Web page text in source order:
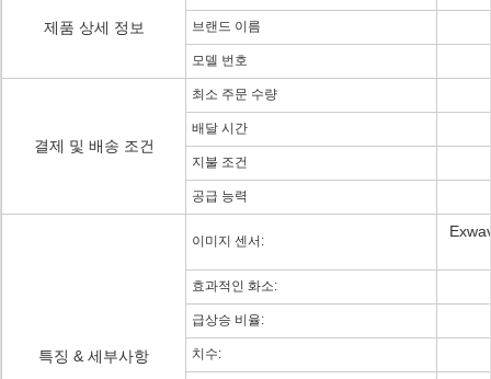
제품 상세 정보 브랜드 이름
모델 번호
결제 및 배송 조건
최소 주문 수량
배달 시간
지불 조건
공급 능력
특징 & 세부사항
이미지 센서:
효과적인 화소:
급상승 비율:
치수: